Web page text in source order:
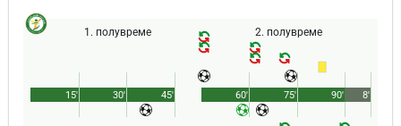
1. полувреме
45'
15' 30'
2. полувреме
90'
60' 75' 8'